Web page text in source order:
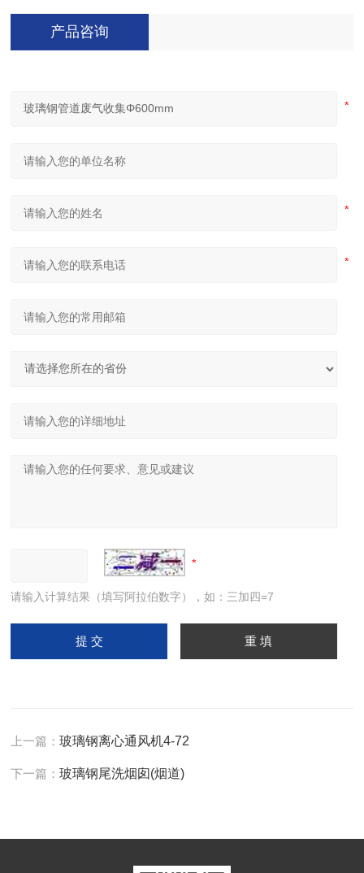
产品咨询
请输入计算结果（填写阿拉伯数字），如：三加四=7
上一篇：玻璃钢离心通风机4-72
下一篇：玻璃钢尾洗烟囱(烟道)